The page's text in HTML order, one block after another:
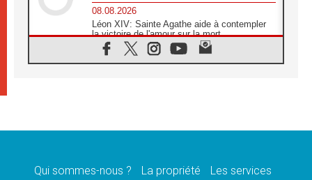
08.08.2026
Léon XIV: Sainte Agathe aide à contempler
la victoire de l'amour sur la mort
08.08.2026
«Relancer l'empathie», le projet Triennal d'art
08.08.2026
07.08.2026
Qui sommes-nous ? La propriété Les services